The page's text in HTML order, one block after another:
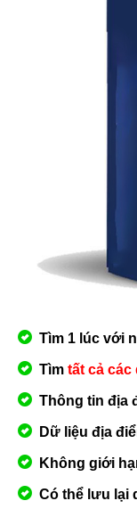
Tìm 1 lúc với
Tìm tất cả các
Thông tin địa
Dữ liệu địa
Không giới
Có thể lưu lại